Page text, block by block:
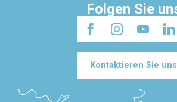
Folgen Sie
Kontaktieren Sie uns